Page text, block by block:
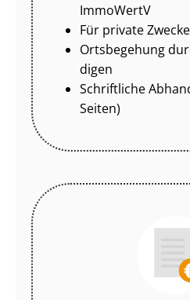
ImmoWertV
Für private Zwecke
Ortsbegehung
di­gen
Schriftliche
Seiten)